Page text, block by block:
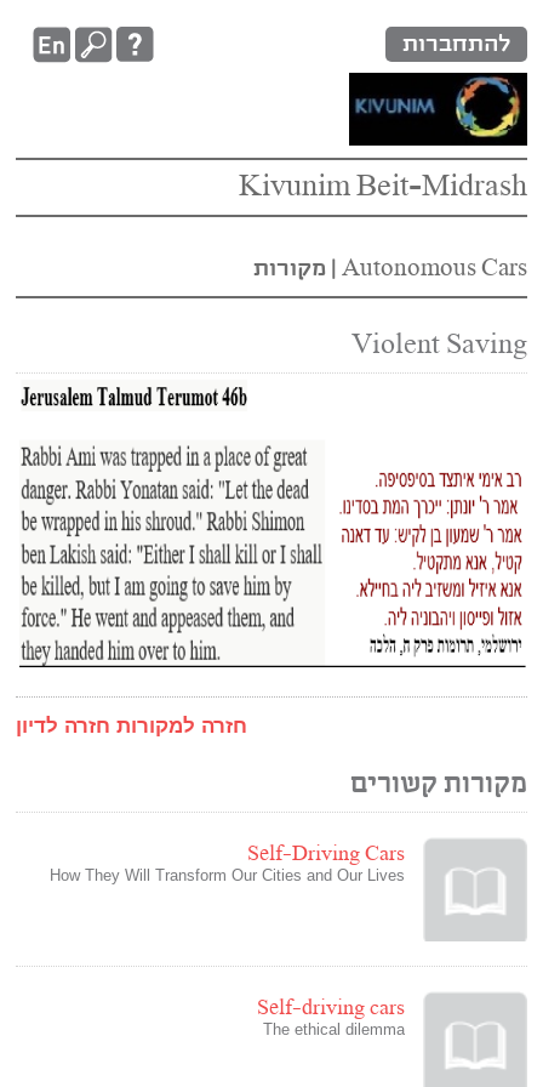
להתחברות
Kivunim Beit-Midrash
Autonomous Cars‏
| מקורות
Violent Saving
חזרה למקורות חזרה לדיון
מקורות קשורים
Self-Driving Cars
How They Will Transform Our Cities and Our Lives
Self-driving cars
The ethical dilemma